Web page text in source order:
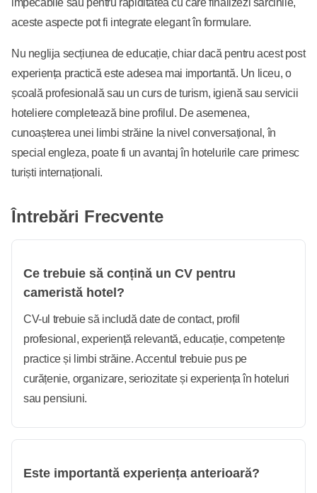
impecabile sau pentru rapiditatea cu care finalizezi sarcinile,
aceste aspecte pot fi integrate elegant în formulare.
Nu neglija secțiunea de educație, chiar dacă pentru acest post
experiența practică este adesea mai importantă. Un liceu, o
școală profesională sau un curs de turism, igienă sau servicii
hoteliere completează bine profilul. De asemenea,
cunoașterea unei limbi străine la nivel conversațional, în
special engleza, poate fi un avantaj în hotelurile care primesc
turiști internaționali.
Întrebări Frecvente
Ce trebuie să conțină un CV pentru
cameristă hotel?
CV-ul trebuie să includă date de contact, profil
profesional, experiență relevantă, educație, competențe
practice și limbi străine. Accentul trebuie pus pe
curățenie, organizare, seriozitate și experiența în hoteluri
sau pensiuni.
Este importantă experiența anterioară?